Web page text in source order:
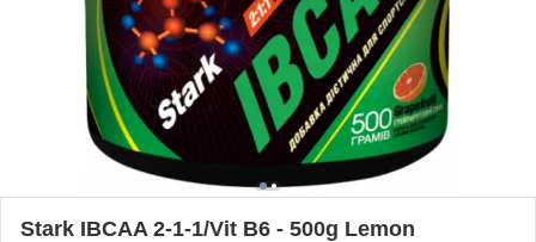
Stark IBCAA 2-1-1/Vit B6 - 500g Lemon